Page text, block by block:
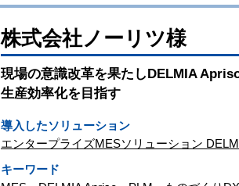
株式会社ノーリツ様
現場の意識改革を果たしDELMIA
生産効率化を目指す
導入したソリューション
エンタープライズMESソリューション
キーワード